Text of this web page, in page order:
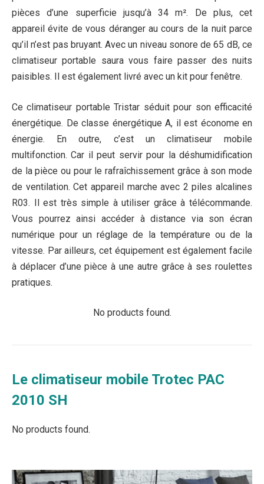
pièces d’une superficie jusqu’à 34 m². De plus, cet
appareil évite de vous déranger au cours de la nuit parce
qu’il n’est pas bruyant. Avec un niveau sonore de 65 dB, ce
climatiseur portable saura vous faire passer des nuits
paisibles. Il est également livré avec un kit pour fenêtre.
Ce climatiseur portable Tristar séduit pour son efficacité
énergétique. De classe énergétique A, il est économe en
énergie. En outre, c’est un climatiseur mobile
multifonction. Car il peut servir pour la déshumidification
de la pièce ou pour le rafraîchissement grâce à son mode
de ventilation. Cet appareil marche avec 2 piles alcalines
R03. Il est très simple à utiliser grâce à télécommande.
Vous pourrez ainsi accéder à distance via son écran
numérique pour un réglage de la température ou de la
vitesse. Par ailleurs, cet équipement est également facile
à déplacer d’une pièce à une autre grâce à ses roulettes
pratiques.
No products found.
Le climatiseur mobile Trotec PAC
2010 SH
No products found.